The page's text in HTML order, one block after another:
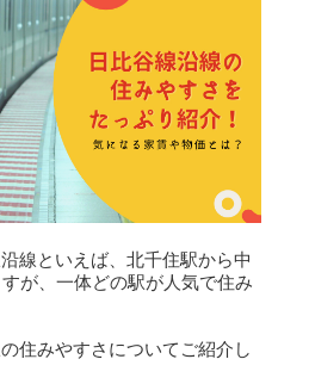
線といえば、北千住駅から中
が、一体どの駅が人気で住み
住みやすさについてご紹介し